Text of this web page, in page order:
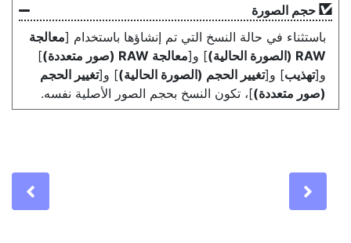
حجم الصورة
باستثناء في حالة النسخ التي تم إنشاؤها باستخدام [معالجة
RAW (الصورة الحالية)
] و[معالجة RAW (صور متعددة)
]
و[تهذيب] و[تغيير الحجم (الصورة الحالية)] و[تغيير الحجم
(صور متعددة)]، تكون النسخ بحجم الصور الأصلية نفسه.